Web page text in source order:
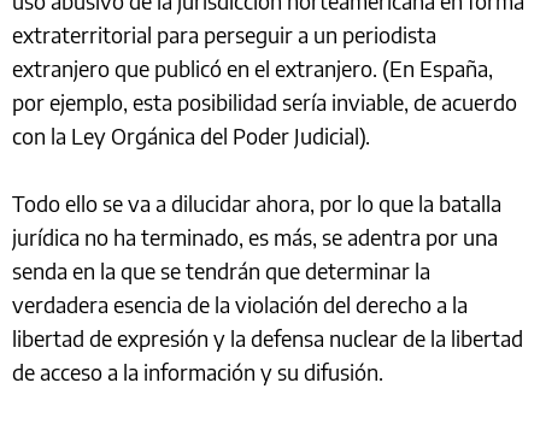
extraterritorial para perseguir a un periodista
extranjero que publicó en el extranjero. (En España,
por ejemplo, esta posibilidad sería inviable, de acuerdo
con la Ley Orgánica del Poder Judicial).
Todo ello se va a dilucidar ahora, por lo que la batalla
jurídica no ha terminado, es más, se adentra por una
senda en la que se tendrán que determinar la
verdadera esencia de la violación del derecho a la
libertad de expresión y la defensa nuclear de la libertad
de acceso a la información y su difusión.